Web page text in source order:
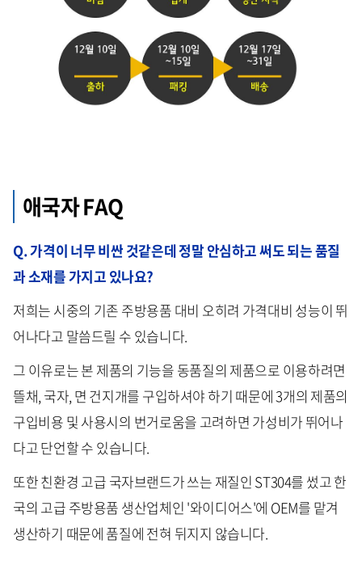
애국자 FAQ
Q. 가격이 너무 비싼 것같은데 정말 안심하고 써도 되는 품질
과 소재를 가지고 있나요?
저희는 시중의 기존 주방용품 대비 오히려 가격대비 성능이 뛰
어나다고 말씀드릴 수 있습니다.
그 이유로는 본 제품의 기능을 동품질의 제품으로 이용하려면
뜰채, 국자, 면 건지개를 구입하셔야 하기 때문에 3개의 제품의
구입비용 및 사용시의 번거로움을 고려하면 가성비가 뛰어나
다고 단언할 수 있습니다.
또한 친환경 고급 국자브랜드가 쓰는 재질인 ST304를 썼고 한
국의 고급 주방용품 생산업체인 '와이디어스'에 OEM를 맡겨
생산하기 때문에 품질에 전혀 뒤지지 않습니다.